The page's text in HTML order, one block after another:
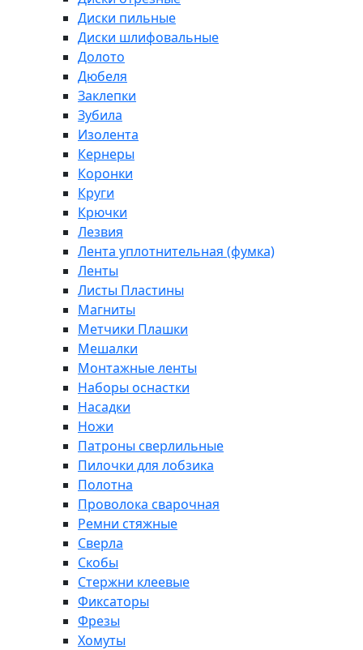
Диски пильные
Диски шлифовальные
Долото
Дюбеля
Заклепки
Зубила
Изолента
Кернеры
Коронки
Круги
Крючки
Лезвия
Лента уплотнительная (фумка)
Ленты
Листы Пластины
Магниты
Метчики Плашки
Мешалки
Монтажные ленты
Наборы оснастки
Насадки
Ножи
Патроны сверлильные
Пилочки для лобзика
Полотна
Проволока сварочная
Ремни стяжные
Сверла
Скобы
Стержни клеевые
Фиксаторы
Фрезы
Хомуты